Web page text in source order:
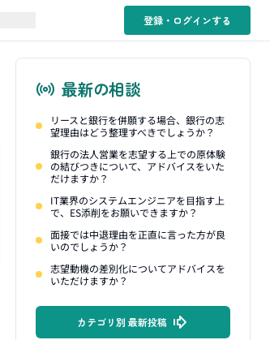
登録・ログインする
最新の相談
リースと銀行を併願する場合、銀行の志
望理由はどう整理すべきでしょうか？
銀行の法人営業を志望する上での原体験
の結びつきについて、アドバイスをいた
だけますか？
IT業界のシステムエンジニアを目指す上
で、ES添削をお願いできますか？
面接では中退理由を正直に言った方が良
いのでしょうか？
志望動機の差別化についてアドバイスを
いただけますか？
カテゴリ別 最新投稿